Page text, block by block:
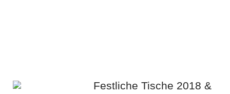
Festliche Tische 2018 &